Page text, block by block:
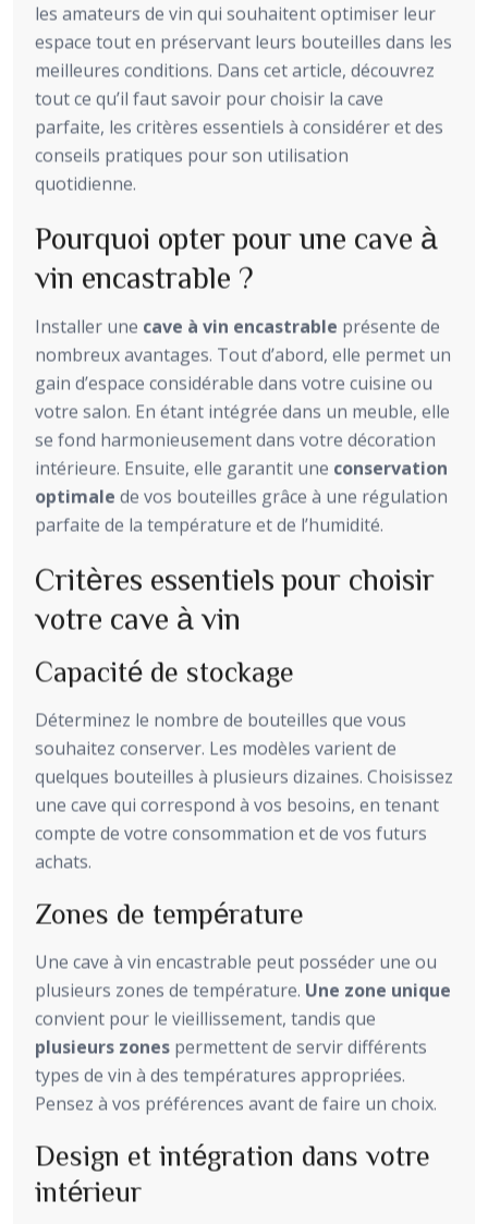
les amateurs de vin qui souhaitent optimiser leur
espace tout en préservant leurs bouteilles dans les
meilleures conditions. Dans cet article, découvrez
tout ce qu’il faut savoir pour choisir la cave
parfaite, les critères essentiels à considérer et des
conseils pratiques pour son utilisation
quotidienne.
Pourquoi opter pour une cave à
vin encastrable ?
Installer une cave à vin encastrable présente de
nombreux avantages. Tout d’abord, elle permet un
gain d’espace considérable dans votre cuisine ou
votre salon. En étant intégrée dans un meuble, elle
se fond harmonieusement dans votre décoration
intérieure. Ensuite, elle garantit une conservation
optimale de vos bouteilles grâce à une régulation
parfaite de la température et de l’humidité.
Critères essentiels pour choisir
votre cave à vin
Capacité de stockage
Déterminez le nombre de bouteilles que vous
souhaitez conserver. Les modèles varient de
quelques bouteilles à plusieurs dizaines. Choisissez
une cave qui correspond à vos besoins, en tenant
compte de votre consommation et de vos futurs
achats.
Zones de température
Une cave à vin encastrable peut posséder une ou
plusieurs zones de température. Une zone unique
convient pour le vieillissement, tandis que
plusieurs zones permettent de servir différents
types de vin à des températures appropriées.
Pensez à vos préférences avant de faire un choix.
Design et intégration dans votre
intérieur